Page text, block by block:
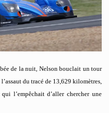
de la nuit, Nelson bouclait un tour
du tracé de 13,629 kilomètres,
l’empêchait d’aller chercher une